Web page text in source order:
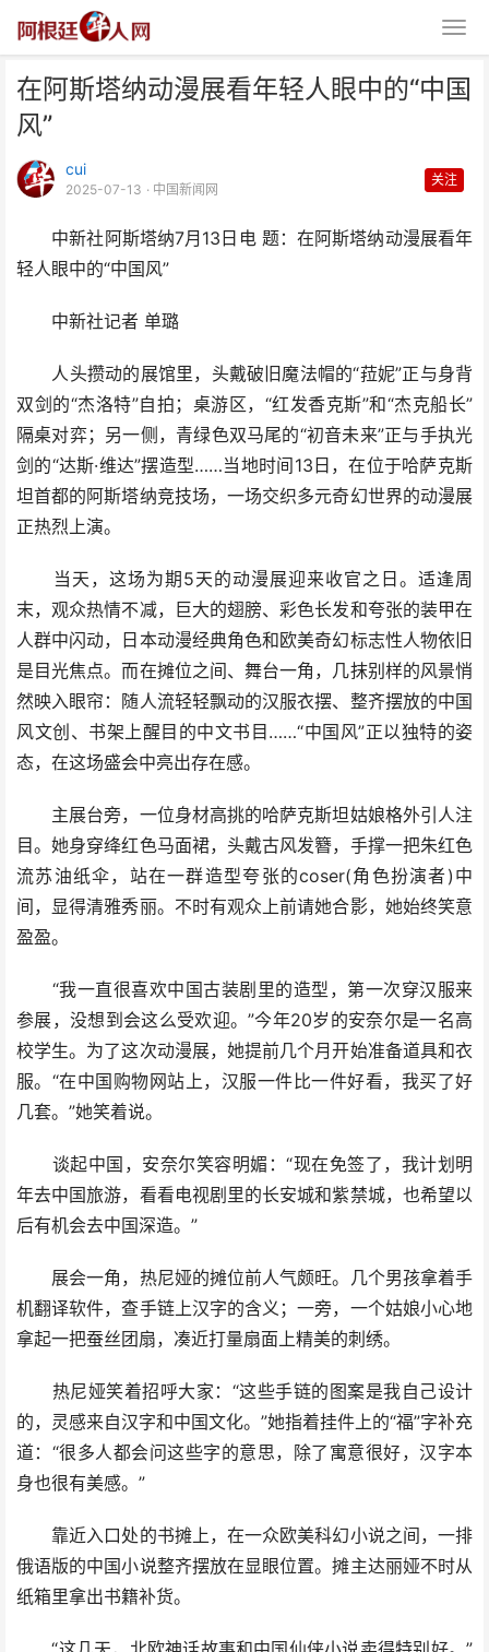
在阿斯塔纳动漫展看年轻人眼中的“中国
风”
cui
2025-07-13 · 中国新闻网
关注
中新社阿斯塔纳7月13日电 题：在阿斯塔纳动漫展看年
轻人眼中的“中国风”
中新社记者 单璐
人头攒动的展馆里，头戴破旧魔法帽的“菈妮”正与身背
双剑的“杰洛特”自拍；桌游区，“红发香克斯”和“杰克船长”
隔桌对弈；另一侧，青绿色双马尾的“初音未来”正与手执光
剑的“达斯·维达”摆造型……当地时间13日，在位于哈萨克斯
坦首都的阿斯塔纳竞技场，一场交织多元奇幻世界的动漫展
正热烈上演。
当天，这场为期5天的动漫展迎来收官之日。适逢周
末，观众热情不减，巨大的翅膀、彩色长发和夸张的装甲在
人群中闪动，日本动漫经典角色和欧美奇幻标志性人物依旧
是目光焦点。而在摊位之间、舞台一角，几抹别样的风景悄
然映入眼帘：随人流轻轻飘动的汉服衣摆、整齐摆放的中国
风文创、书架上醒目的中文书目……“中国风”正以独特的姿
态，在这场盛会中亮出存在感。
主展台旁，一位身材高挑的哈萨克斯坦姑娘格外引人注
目。她身穿绛红色马面裙，头戴古风发簪，手撑一把朱红色
流苏油纸伞，站在一群造型夸张的coser(角色扮演者)中
间，显得清雅秀丽。不时有观众上前请她合影，她始终笑意
盈盈。
“我一直很喜欢中国古装剧里的造型，第一次穿汉服来
参展，没想到会这么受欢迎。”今年20岁的安奈尔是一名高
校学生。为了这次动漫展，她提前几个月开始准备道具和衣
服。“在中国购物网站上，汉服一件比一件好看，我买了好
几套。”她笑着说。
谈起中国，安奈尔笑容明媚：“现在免签了，我计划明
年去中国旅游，看看电视剧里的长安城和紫禁城，也希望以
后有机会去中国深造。”
展会一角，热尼娅的摊位前人气颇旺。几个男孩拿着手
机翻译软件，查手链上汉字的含义；一旁，一个姑娘小心地
拿起一把蚕丝团扇，凑近打量扇面上精美的刺绣。
热尼娅笑着招呼大家：“这些手链的图案是我自己设计
的，灵感来自汉字和中国文化。”她指着挂件上的“福”字补充
道：“很多人都会问这些字的意思，除了寓意很好，汉字本
身也很有美感。”
靠近入口处的书摊上，在一众欧美科幻小说之间，一排
俄语版的中国小说整齐摆放在显眼位置。摊主达丽娅不时从
纸箱里拿出书籍补货。
在阿斯塔纳动漫展看年轻人眼中的